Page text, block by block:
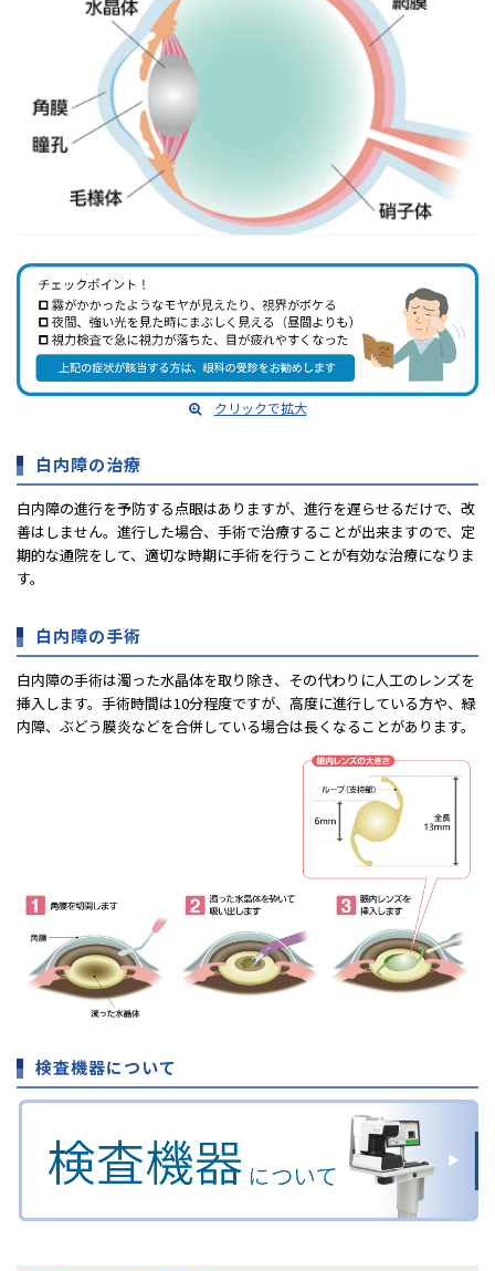
クリックで拡大
⽩内障の治療
⽩内障の進⾏を予防する点眼はありますが、進⾏を遅らせるだけで、改
善はしません。進⾏した場合、⼿術で治療することが出来ますので、定
期的な通院をして、適切な時期に⼿術を⾏うことが有効な治療になりま
す。
⽩内障の⼿術
⽩内障の⼿術は濁った⽔晶体を取り除き、その代わりに⼈⼯のレンズを
挿⼊します。⼿術時間は10分程度ですが、⾼度に進⾏している⽅や、緑
内障、ぶどう膜炎などを合併している場合は⻑くなることがあります。
検査機器について